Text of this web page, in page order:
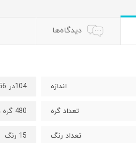
دیدگاه‌ها
اندازه 104در 156 سانت
تعداد گره 480 گره در 720 رج
تعداد رنگ 15 رنگ